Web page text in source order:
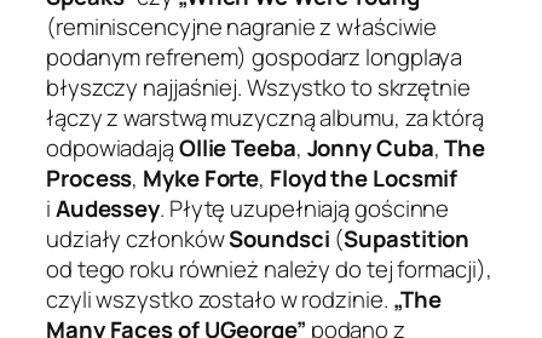
(reminiscencyjne nagranie z właściwie
podanym refrenem) gospodarz longplaya
błyszczy najjaśniej. Wszystko to skrzętnie
łączy z warstwą muzyczną albumu, za którą
odpowiadająOllie Teeba, Jonny Cuba,The
Process, Myke Forte, Floyd the Locsmif
iAudessey. Płytę uzupełniają gościnne
udziały członkówSoundsci (Supastition
od tego roku również należy do tej formacji),
czyli wszystko zostało w rodzinie. „The
Many Faces of UGeorge” podano z